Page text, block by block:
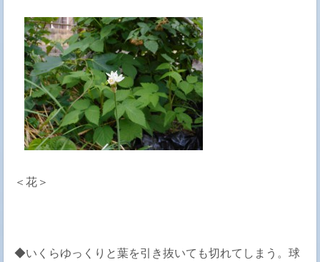
＜花＞
◆いくらゆっくりと葉を引き抜いても切れてしまう。球